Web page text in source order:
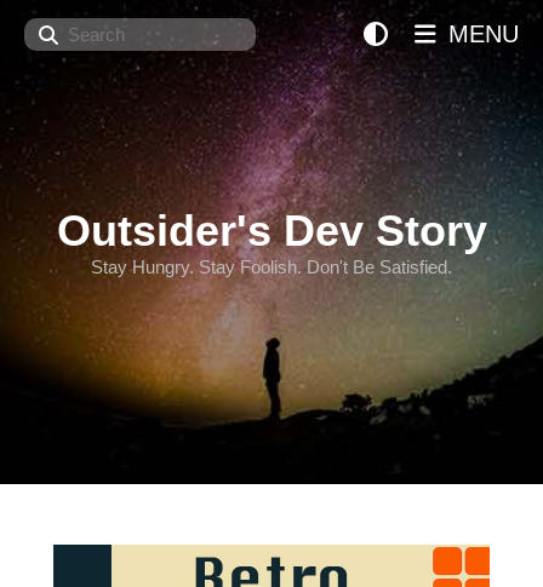
Search
Outsider's Dev Story
Stay Hungry. Stay Foolish. Don't Be Satisfied.
MENU